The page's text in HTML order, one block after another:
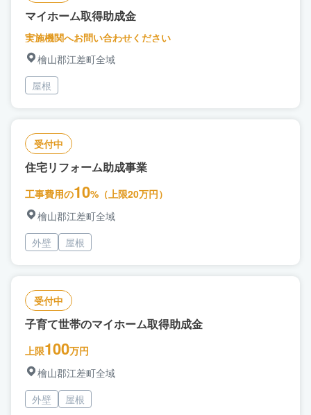
マイホーム取得助成金
実施機関へお問い合わせください
檜山郡江差町全域
屋根
受付中
住宅リフォーム助成事業
工事費用の10%（上限20万円）
檜山郡江差町全域
外壁
屋根
受付中
子育て世帯のマイホーム取得助成金
上限100万円
檜山郡江差町全域
外壁
屋根